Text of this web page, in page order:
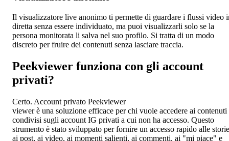
Il visualizzatore live anonimo ti permette di guardare i flussi video
diretta senza essere individuato, ma puoi visualizzarli solo se la
persona monitorata li salva nel suo profilo. Si tratta di un modo
discreto per fruire dei contenuti senza lasciare traccia.
Peekviewer funziona con gli account
privati?
Certo. Account privato Peekviewer
viewer è una soluzione efficace per chi vuole accedere ai contenuti
condivisi sugli account IG privati a cui non ha accesso. Questo
strumento è stato sviluppato per fornire un accesso rapido alle
ai post, ai video, ai momenti salienti, ai commenti, ai "mi piace" e